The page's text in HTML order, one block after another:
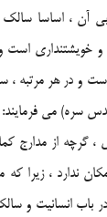
آن ، اساسا
و خويشتنداري
و در هر مرتبه ،
سره) مي فرمايند:
، گرچه از مدارج
ندارد ، زيرا
باب انسانيت و